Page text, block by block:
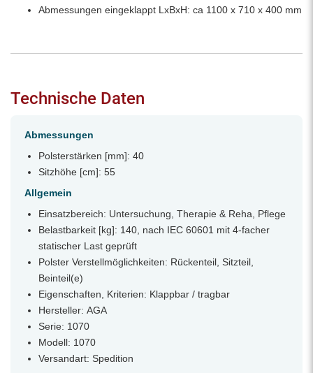
Abmessungen eingeklappt LxBxH: ca 1100 x 710 x 400 mm
Technische Daten
Abmessungen
Polsterstärken [mm]: 40
Sitzhöhe [cm]: 55
Allgemein
Einsatzbereich: Untersuchung, Therapie & Reha, Pflege
Belastbarkeit [kg]: 140, nach IEC 60601 mit 4-facher
statischer Last geprüft
Polster Verstellmöglichkeiten: Rückenteil, Sitzteil,
Beinteil(e)
Eigenschaften, Kriterien: Klappbar / tragbar
Hersteller: AGA
Serie: 1070
Modell: 1070
Versandart: Spedition